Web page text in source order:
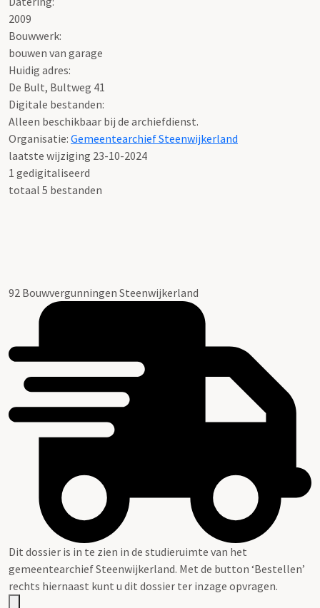
2009
Bouwwerk:
bouwen van garage
Huidig adres:
De Bult, Bultweg 41
Digitale bestanden:
Alleen beschikbaar bij de archiefdienst.
Organisatie: Gemeentearchief Steenwijkerland
laatste wijziging 23-10-2024
1 gedigitaliseerd
totaal 5 bestanden
92 Bouwvergunningen Steenwijkerland
Dit dossier is in te zien in de studieruimte van het
gemeentearchief Steenwijkerland. Met de button ‘Bestellen’
rechts hiernaast kunt u dit dossier ter inzage opvragen.